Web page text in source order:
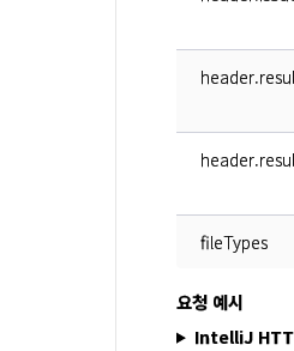
fileTypes
요청 예시
IntelliJ